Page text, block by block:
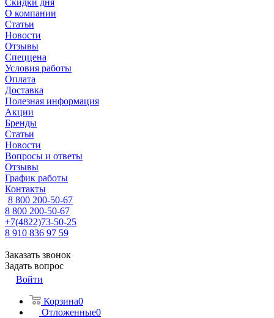
Скидки дня
О компании
Статьи
Новости
Отзывы
Спеццена
Условия работы
Оплата
Доставка
Полезная информация
Акции
Бренды
Статьи
Новости
Вопросы и ответы
Отзывы
График работы
Контакты
8 800 200-50-67
8 800 200-50-67
+7(4822)73-50-25
8 910 836 97 59
Заказать звонок
Задать вопрос
Войти
Корзина0
Отложенные0